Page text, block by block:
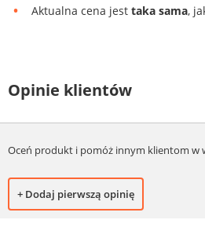
Aktualna cena jest taka sama,
Opinie klientów
Oceń produkt i pomóż innym klientom w
+ Dodaj pierwszą opinię